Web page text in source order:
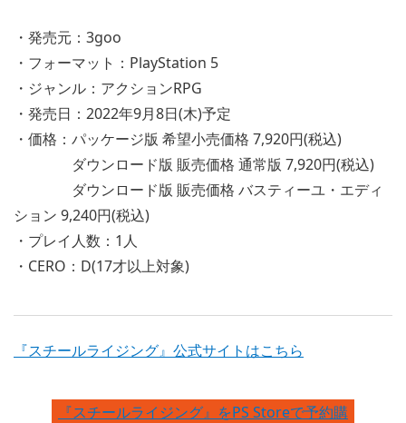
・発売元：3goo
・フォーマット：PlayStation 5
・ジャンル：アクションRPG
・発売日：2022年9月8日(木)予定
・価格：パッケージ版 希望小売価格 7,920円(税込)
ダウンロード版 販売価格 通常版 7,920円(税込)
ダウンロード版 販売価格 バスティーユ・エディ
ション 9,240円(税込)
・プレイ人数：1人
・CERO：D(17才以上対象)
『スチールライジング』公式サイトはこちら
『スチールライジング』をPS Storeで予約購